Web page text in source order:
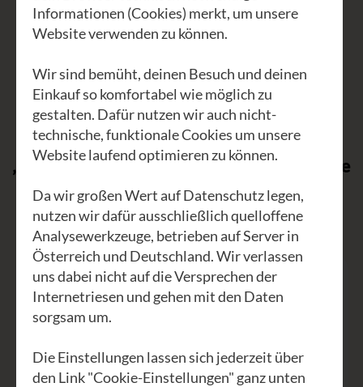
Anmelden
Thema
„
Wo aber Gefahr ist, wächst das Rettende
auch“ .Friedrich Hölderlin
Frankl
Informationen (Cookies) merkt, um unsere
Website verwenden zu können.
Wir sind bemüht, deinen Besuch und deinen
Einkauf so komfortabel wie möglich zu
gestalten. Dafür nutzen wir auch nicht-
technische, funktionale Cookies um unsere
Website laufend optimieren zu können.
Da wir großen Wert auf Datenschutz legen,
nutzen wir dafür ausschließlich quelloffene
Analysewerkzeuge, betrieben auf Server in
Österreich und Deutschland. Wir verlassen
uns dabei nicht auf die Versprechen der
Internetriesen und gehen mit den Daten
sorgsam um.
Die Einstellungen lassen sich jederzeit über
den Link "Cookie-Einstellungen" ganz unten